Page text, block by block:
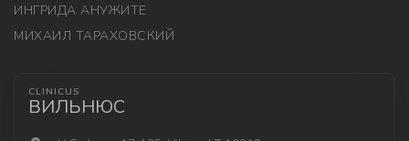
ИНГРИДА АНУЖИТЕ
МИХАИЛ ТАРАХОВСКИЙ
CLINICUS
ВИЛЬНЮС